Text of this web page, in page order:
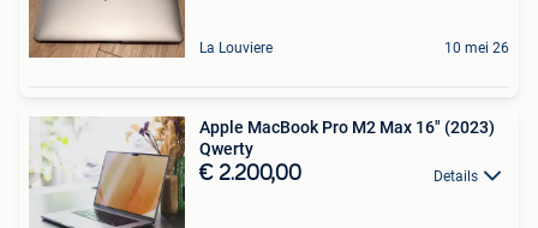
La Louviere 10 mei 26
Apple MacBook Pro M2 Max 16" (2023)
Qwerty
€ 2.200,00 Details